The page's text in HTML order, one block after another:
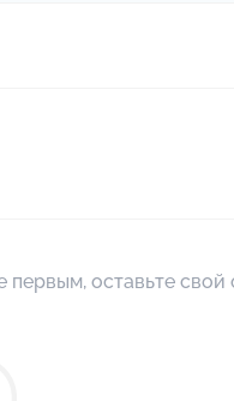
первым, оставьте свой